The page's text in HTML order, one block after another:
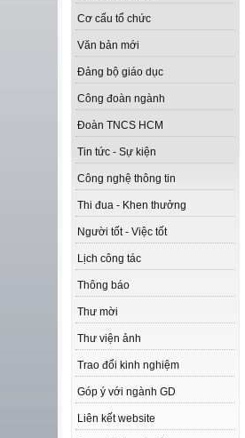
Cơ cấu tổ chức
Văn bản mới
Đảng bộ giáo dục
Công đoàn ngành
Đoàn TNCS HCM
Tin tức - Sự kiện
Công nghệ thông tin
Thi đua - Khen thưởng
Người tốt - Việc tốt
Lịch công tác
Thông báo
Thư mời
Thư viện ảnh
Trao đổi kinh nghiệm
Góp ý với ngành GD
Liên kết website